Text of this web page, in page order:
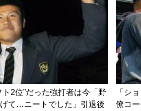
2位”だった強打者は今「野
て…ニートでした」引退後
「シ
僚コ